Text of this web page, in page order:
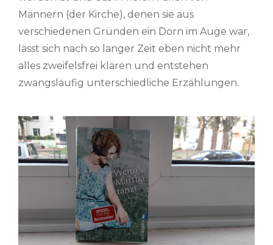
Männern (der Kirche), denen sie aus
verschiedenen Gründen ein Dorn im Auge war,
lässt sich nach so langer Zeit eben nicht mehr
alles zweifelsfrei klären und entstehen
zwangsläufig unterschiedliche Erzählungen.